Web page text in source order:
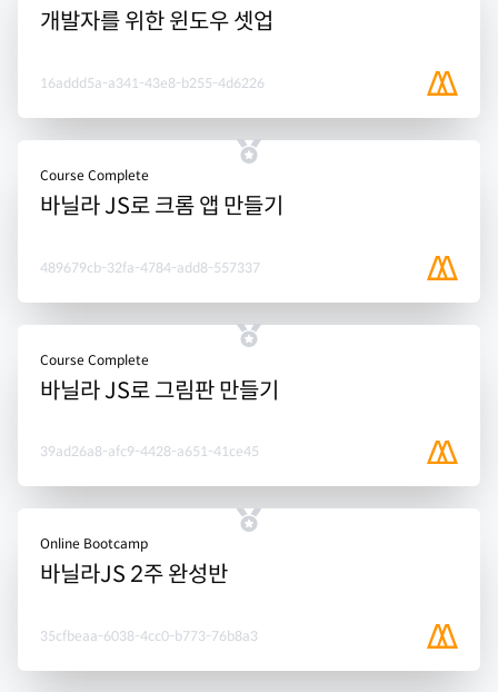
개발자를 위한 윈도우 셋업
16addd5a-a341-43e8-b255-4d6226
Course Complete
바닐라 JS로 크롬 앱 만들기
489679cb-32fa-4784-add8-557337
Course Complete
바닐라 JS로 그림판 만들기
39ad26a8-afc9-4428-a651-41ce45
Online Bootcamp
바닐라JS 2주 완성반
35cfbeaa-6038-4cc0-b773-76b8a3